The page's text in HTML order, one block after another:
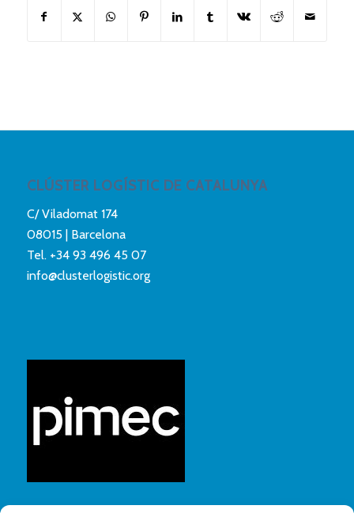
CLÚSTER LOGÍSTIC DE CATALUNYA
C/ Viladomat 174
08015 | Barcelona
Tel. +34 93 496 45 07
info@clusterlogistic.org